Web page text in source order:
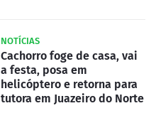
NOTÍCIAS
Cachorro foge de casa, vai
a festa, posa em
helicóptero e retorna para
tutora em Juazeiro do Norte